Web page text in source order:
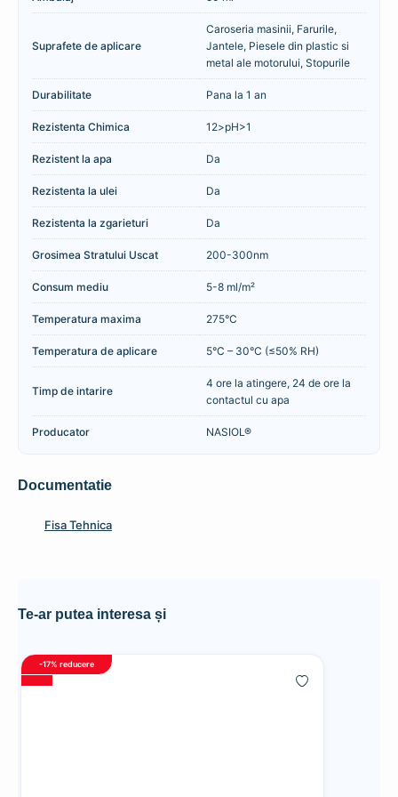
Suprafete de aplicare
Caroseria masinii, Farurile,
Jantele, Piesele din plastic si
metal ale motorului, Stopurile
Durabilitate Pana la 1 an
Rezistenta Chimica 12>pH>1
Rezistent la apa Da
Rezistenta la ulei Da
Rezistenta la zgarieturi Da
Grosimea Stratului Uscat 200-300nm
Consum mediu 5-8 ml/m²
Temperatura maxima 275°C
Temperatura de aplicare 5°C – 30°C (≤50% RH)
Timp de intarire
4 ore la atingere, 24 de ore la
contactul cu apa
Producator NASIOL®
Documentatie
Fisa Tehnica
Te-ar putea interesa și
-17% reducere